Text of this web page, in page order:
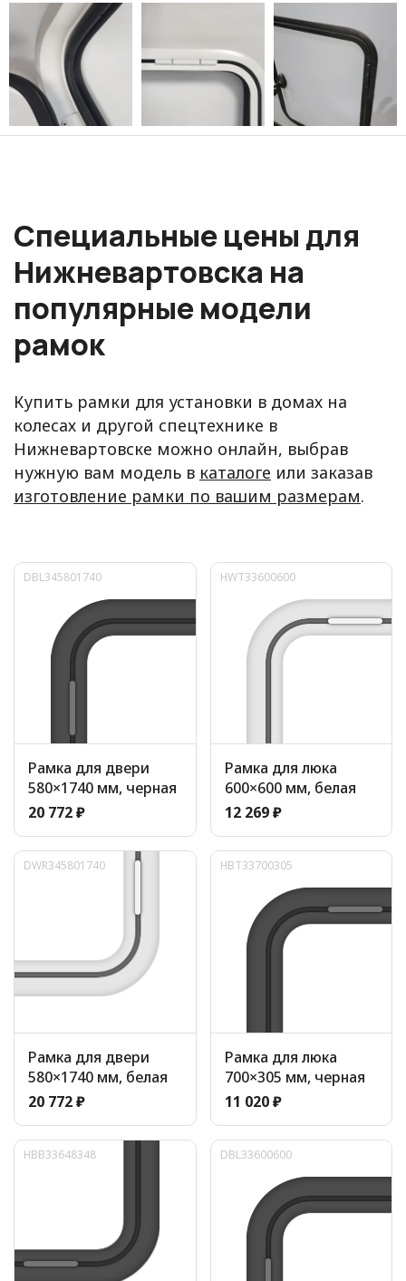
Специальные цены для
Нижневартовска на
популярные модели
рамок
Купить рамки для установки в домах на
колесах и другой спецтехнике в
Нижневартовске можно онлайн, выбрав
нужную вам модель в каталоге или заказав
изготовление рамки по вашим размерам.
DBL345801740
Рамка для двери
580×1740 мм, черная
20 772 ₽
HWT33600600
Рамка для люка
600×600 мм, белая
12 269 ₽
DWR345801740
Рамка для двери
580×1740 мм, белая
20 772 ₽
HBT33700305
Рамка для люка
700×305 мм, черная
11 020 ₽
HBB33648348 DBL33600600